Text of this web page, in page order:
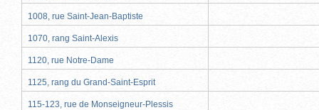
1008, rue Saint-Jean-Baptiste
1070, rang Saint-Alexis
1120, rue Notre-Dame
1125, rang du Grand-Saint-Esprit
115-123, rue de Monseigneur-Plessis